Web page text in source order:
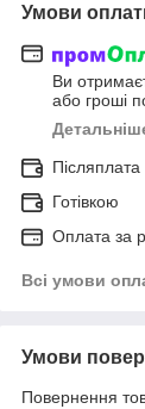
Умови
Ви
або гроші
Післяплата
Готівкою
Оплата за
Всі умови
Умови
Повернення